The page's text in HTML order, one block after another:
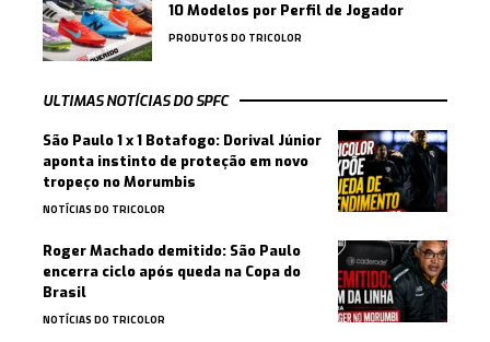
10 Modelos por Perfil de Jogador
PRODUTOS DO TRICOLOR
ULTIMAS NOTÍCIAS DO SPFC
São Paulo 1 x 1 Botafogo: Dorival Júnior
aponta instinto de proteção em novo
tropeço no Morumbis
NOTÍCIAS DO TRICOLOR
Roger Machado demitido: São Paulo
encerra ciclo após queda na Copa do
Brasil
NOTÍCIAS DO TRICOLOR